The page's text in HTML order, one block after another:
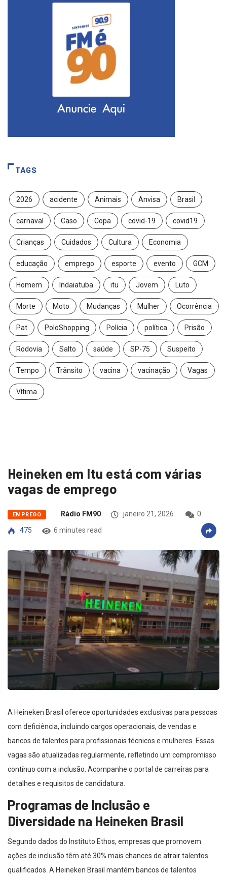
TAGS
2026 acidente Animais Anvisa Brasil
carnaval Caso Copa covid-19 covid19
Crianças Cuidados Cultura Economia
educação emprego esporte evento GCM
Homem Indaiatuba itu Jovem Luto
Morte Moto Mudanças Mulher Ocorrência
Pat PoloShopping Polícia política Prisão
Rodovia Salto saúde SP-75 Suspeito
Tempo Trânsito vacina vacinação Vagas
Vítima
Heineken em Itu está com várias
vagas de emprego
EMPREGO Rádio FM90 janeiro 21, 2026
0
475
6 minutes read
A Heineken Brasil oferece oportunidades exclusivas para pessoas
com deficiência, incluindo cargos operacionais, de vendas e
bancos de talentos para profissionais técnicos e mulheres. Essas
vagas são atualizadas regularmente, refletindo um compromisso
contínuo com a inclusão. Acompanhe o portal de carreiras para
detalhes e requisitos de candidatura.
Programas de Inclusão e
Diversidade na Heineken Brasil
Segundo dados do Instituto Ethos, empresas que promovem
ações de inclusão têm até 30% mais chances de atrair talentos
qualificados. A Heineken Brasil mantém bancos de talentos